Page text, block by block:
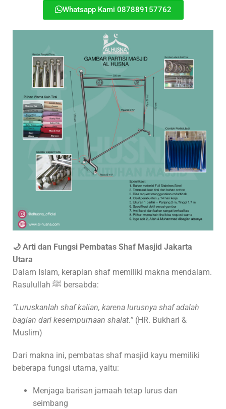
Whatsapp Kami 087889157762
🌙 Arti dan Fungsi Pembatas Shaf Masjid Jakarta
Utara
Dalam Islam, kerapian shaf memiliki makna mendalam.
Rasulullah ﷺ bersabda:
“Luruskanlah shaf kalian, karena lurusnya shaf adalah
bagian dari kesempurnaan shalat.” (HR. Bukhari &
Muslim)
Dari makna ini, pembatas shaf masjid kayu memiliki
beberapa fungsi utama, yaitu:
Menjaga barisan jamaah tetap lurus dan
seimbang